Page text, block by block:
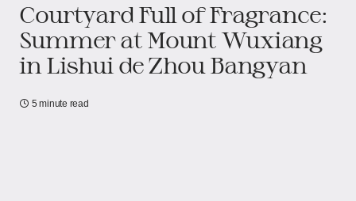
Courtyard Full of Fragrance:
Summer at Mount Wuxiang
in Lishui​​ de Zhou Bangyan
5 minute read